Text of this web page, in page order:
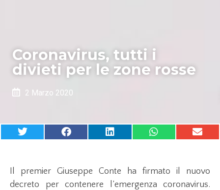
Coronavirus, tutti i
divieti per le zone rosse
2 Marzo 2020
Il premier Giuseppe Conte ha firmato il nuovo
decreto per contenere l’emergenza coronavirus.